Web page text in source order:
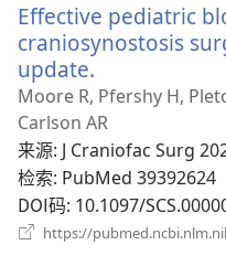
Effective pediatric
craniosynostosis
update.
开
新
窗
口）
Moore R, Pfershy H,
Carlson AR
来源‎: J Craniofac Surg
检索‎: PubMed 39392624
DOI码‎: 10.1097/
https://